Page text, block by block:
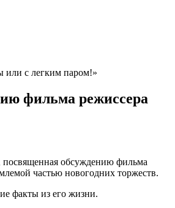
или с легким паром!»
фильма режиссера
посвященная обсуждению фильма
частью новогодних торжеств.
факты из его жизни.